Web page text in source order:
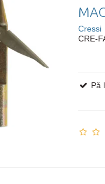
Cressi
CRE-
På